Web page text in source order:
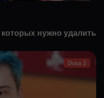
которых нужно удалить
Dota 2